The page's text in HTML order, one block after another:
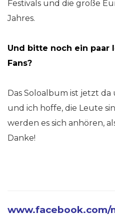
Festivals und die große
Jahres.
Und bitte noch ein paar
Fans?
Das Soloalbum ist jetzt
und ich hoffe, die Leute
werden es sich anhören,
Danke!